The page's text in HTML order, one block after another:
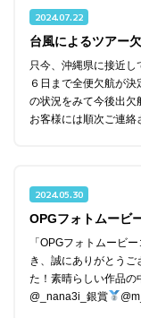
2024.07.22
台風によるツアー
只今、沖縄県に接近し
６日まで全便欠航が
の状況をみて今後出欠
お客様には順次ご連
2024.05.30
OPGフォトムービ
「OPGフォトムービ
き、誠にありがとうご
た！素晴らしい作品の
@_nana3i_銀賞